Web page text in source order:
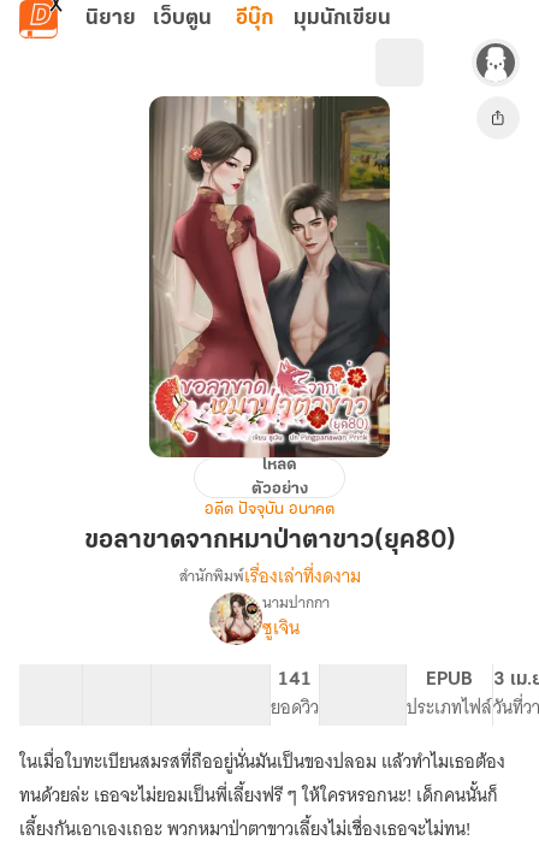
ข้ามไปยังเนื้อหาหลัก
นิยาย เว็บตูน อีบุ๊ก มุมนักเขียน
ขาด
หมาป่า
ตาขาว(ยุค80)
โหลด
ตัวอย่าง
อดีต ปัจจุบัน อนาคต
ขอลาขาดจากหมาป่าตาขาว(ยุค80)
เรื่อง(มี
E-
Book)
ขอ
ลา
ขาด
จาก
หมาป่า
ตาขาว(ยุค80)
สำนักพิมพ์เรื่องเล่าที่งดงาม
นามปากกา
ซูเจิน
141
ยอดวิว
EPUB
ประเภทไฟล์
3 เม
วันที่ว
ในเมื่อใบทะเบียนสมรสที่ถืออยู่นั่นมันเป็นของปลอม แล้วทำไมเธอต้อง
ทนด้วยล่ะ เธอจะไม่ยอมเป็นพี่เลี้ยงฟรี ๆ ให้ใครหรอกนะ! เด็กคนนั้นก็
เลี้ยงกันเอาเองเถอะ พวกหมาป่าตาขาวเลี้ยงไม่เชื่องเธอจะไม่ทน!